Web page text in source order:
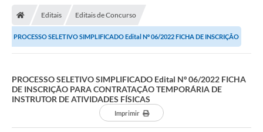
Editais Editais de Concurso
PROCESSO SELETIVO SIMPLIFICADO Edital Nº 06/2022 FICHA DE INSCRIÇÃO
PROCESSO SELETIVO SIMPLIFICADO Edital Nº 06/2022 FICHA
DE INSCRIÇÃO PARA CONTRATAÇÃO TEMPORÁRIA DE
INSTRUTOR DE ATIVIDADES FÍSICAS
Imprimir